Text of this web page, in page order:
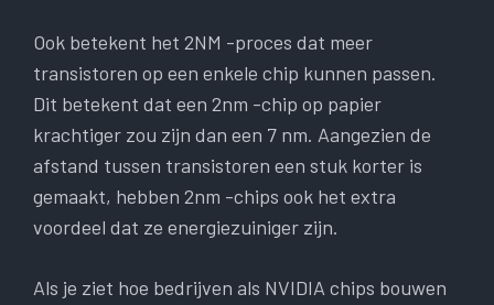
Ook betekent het 2NM -proces dat meer
transistoren op een enkele chip kunnen passen.
Dit betekent dat een 2nm -chip op papier
krachtiger zou zijn dan een 7 nm. Aangezien de
afstand tussen transistoren een stuk korter is
gemaakt, hebben 2nm -chips ook het extra
voordeel dat ze energiezuiniger zijn.
Als je ziet hoe bedrijven als NVIDIA chips bouwen